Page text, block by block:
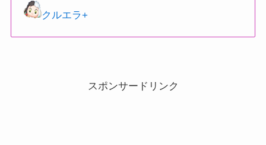
クルエラ+
スポンサードリンク